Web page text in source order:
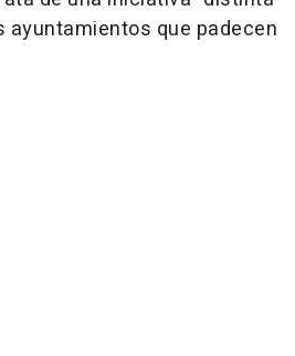
ayuntamientos que padecen